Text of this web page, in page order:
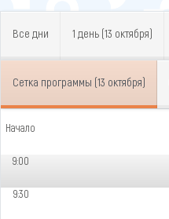
Все дни 1 день (13 октября)
Сетка программы (13 октября)
Начало
9:00
9:30